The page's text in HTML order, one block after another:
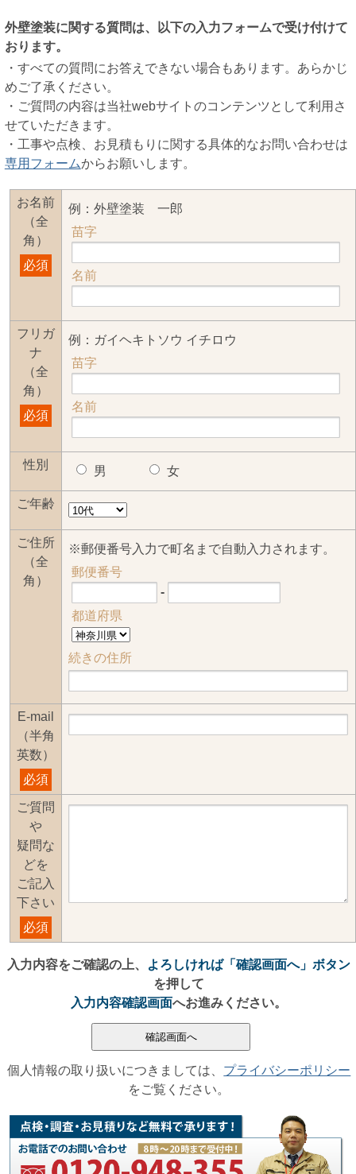
外壁塗装に関する質問は、以下の入力フォームで受け付けて
おります。
・すべての質問にお答えできない場合もあります。あらかじ
めご了承ください。
・ご質問の内容は当社webサイトのコンテンツとして利用さ
せていただきます。
・工事や点検、お見積もりに関する具体的なお問い合わせは
専用フォームからお願いします。
お名前
（全
角）
必須
例：外壁塗装 一郎
苗字
名前
フリガ
ナ
（全
角）
必須
例：ガイヘキトソウ イチロウ
苗字
名前
性別 男 女
ご年齢
ご住所
（全
角）
※郵便番号入力で町名まで自動入力されます。
郵便番号
-
都道府県
続きの住所
E-mail
（半角
英数）
必須
ご質問
や
疑問な
どを
ご記入
下さい
必須
入力内容をご確認の上、 よろしければ「確認画面へ」ボタン
を押して
入力内容確認画面へお進みください。
個人情報の取り扱いにつきましては、 プライバシーポリシー
をご覧ください。